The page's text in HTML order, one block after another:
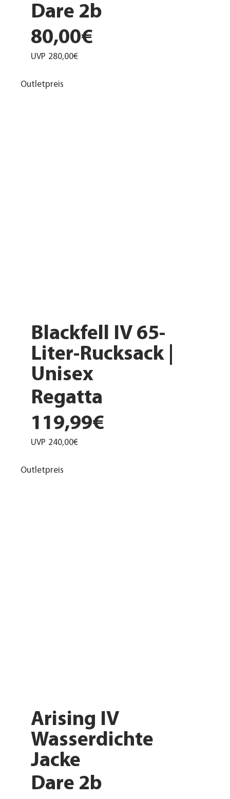
Dare 2b
80,00€
UVP 280,00€
Blackfell IV 65-
Liter-Rucksack |
Unisex
Regatta
119,99€
UVP 240,00€
Outletpreis
Arising IV
Wasserdichte
Jacke
Dare 2b
Outletpreis